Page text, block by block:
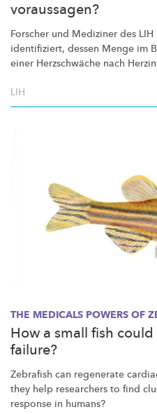
voraussagen?
Forscher und Mediziner des
identifiziert, dessen Menge im
einer Herzschwäche nach
LIH
THE MEDICALS POWERS OF
How a small fish
failure?
Zebrafish can regenerate
they help researchers to find
response in humans?